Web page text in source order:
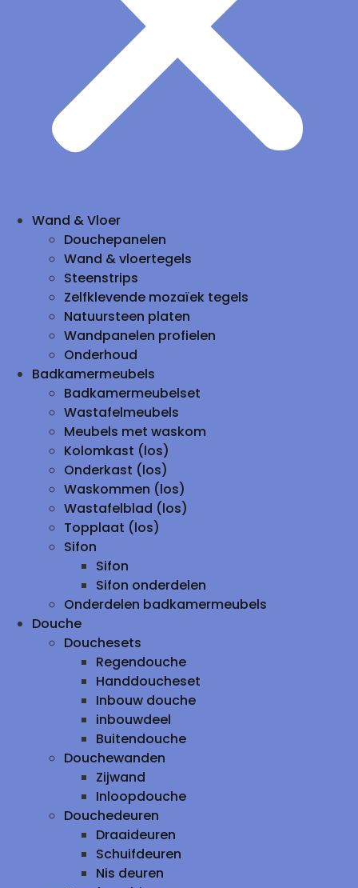
Wand & Vloer
Douchepanelen
Wand & vloertegels
Steenstrips
Zelfklevende mozaïek tegels
Natuursteen platen
Wandpanelen profielen
Onderhoud
Badkamermeubels
Badkamermeubelset
Wastafelmeubels
Meubels met waskom
Kolomkast (los)
Onderkast (los)
Waskommen (los)
Wastafelblad (los)
Topplaat (los)
Sifon
Sifon
Sifon onderdelen
Onderdelen badkamermeubels
Douche
Douchesets
Regendouche
Handdoucheset
Inbouw douche
inbouwdeel
Buitendouche
Douchewanden
Zijwand
Inloopdouche
Douchedeuren
Draaideuren
Schuifdeuren
Nis deuren